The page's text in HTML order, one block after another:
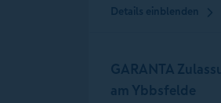
Details einblenden
GARANTA
am Ybbsfelde